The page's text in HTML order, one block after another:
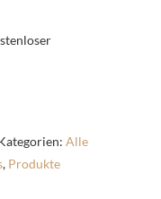
Alle
, Produkte